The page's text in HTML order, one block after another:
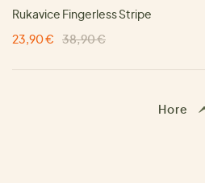
Rukavice Fingerless Stripe
23,90 €
38,90 €
Hore